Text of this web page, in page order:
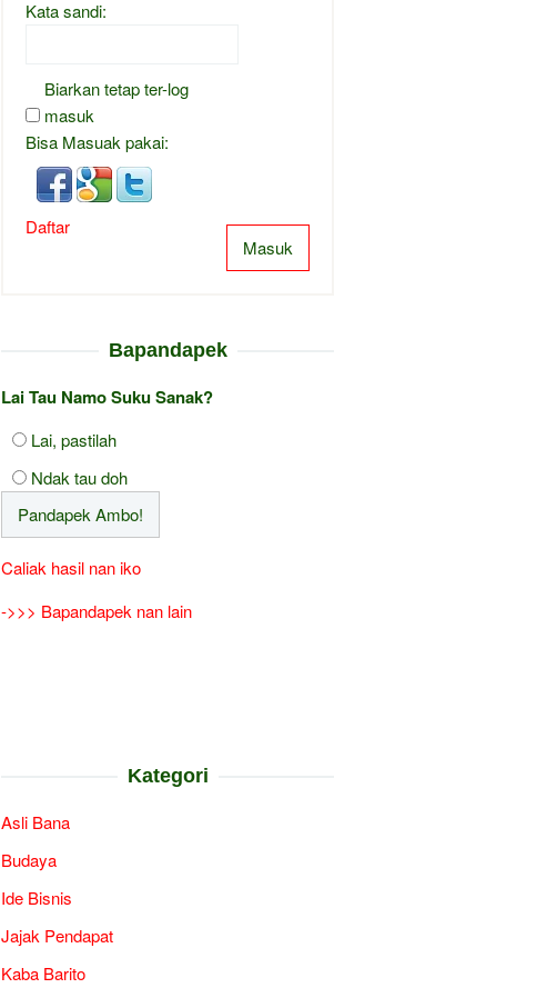
Kata sandi:
Biarkan tetap ter-log
masuk
Bisa Masuak pakai:
Masuk
Daftar
Bapandapek
Lai Tau Namo Suku Sanak?
Lai, pastilah
Ndak tau doh
Caliak hasil nan iko
->>> Bapandapek nan lain
Kategori
Asli Bana
Budaya
Ide Bisnis
Jajak Pendapat
Kaba Barito